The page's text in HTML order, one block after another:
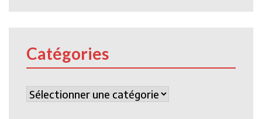
Catégories
Catégories